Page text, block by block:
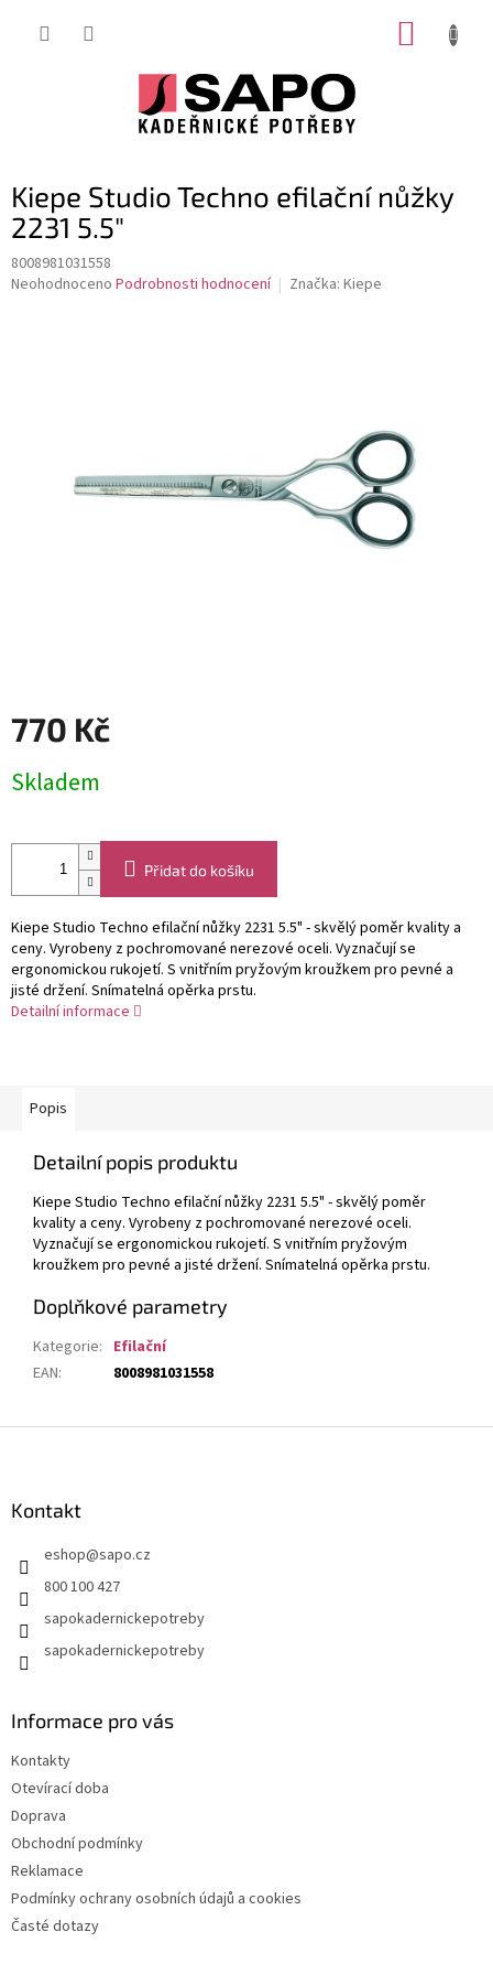
Kiepe Studio Techno efilační nůžky
2231 5.5"
8008981031558
Průměrné
Neohodnoceno Podrobnosti hodnocení Značka: Kiepe
770 Kč
cena:
Skladem
Přidat do košíku
Kiepe Studio Techno efilační nůžky 2231 5.5" - skvělý poměr kvality a
ceny. Vyrobeny z pochromované nerezové oceli. Vyznačují se
ergonomickou rukojetí. S vnitřním pryžovým kroužkem pro pevné a
jisté držení. Snímatelná opěrka prstu.
Detailní informace
Popis
Detailní popis produktu
Kiepe Studio Techno efilační nůžky 2231 5.5" - skvělý poměr
kvality a ceny. Vyrobeny z pochromované nerezové oceli.
Vyznačují se ergonomickou rukojetí. S vnitřním pryžovým
kroužkem pro pevné a jisté držení. Snímatelná opěrka prstu.
Doplňkové parametry
Kategorie: Efilační
EAN: 8008981031558
Kontakt
eshop@sapo.cz
800 100 427
sapokadernickepotreby
sapokadernickepotreby
Informace pro vás
Kontakty
Otevírací doba
Doprava
Obchodní podmínky
Reklamace
Podmínky ochrany osobních údajů a cookies
Časté dotazy